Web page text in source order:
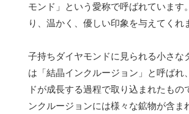
モンド」という愛称で呼ばれています
り、温かく、優しい印象を与えてくれ
子持ちダイヤモンドに見られる小さな
は「結晶インクルージョン」と呼ばれ
ドが成長する過程で取り込まれたもの
ンクルージョンには様々な鉱物が含ま